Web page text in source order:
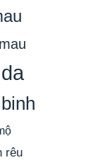
mau
rêu